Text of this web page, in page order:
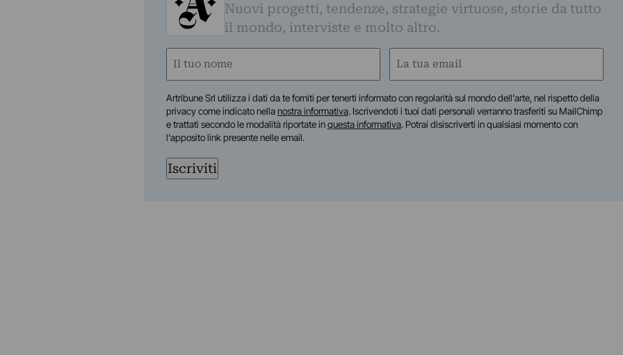
Nuovi progetti, tendenze, strategie virtuose, storie da tutto
il mondo, interviste e molto altro.
Nome
Email
Artribune Srl utilizza i dati da te forniti per tenerti informato con regolarità sul mondo dell'arte, nel rispetto della
privacy come indicato nellanostra informativa. Iscrivendoti i tuoi dati personali verranno trasferiti su MailChimp
e trattati secondo le modalità riportate inquesta informativa. Potrai disiscriverti in qualsiasi momento con
l'apposito link presente nelle email.
Iscriviti